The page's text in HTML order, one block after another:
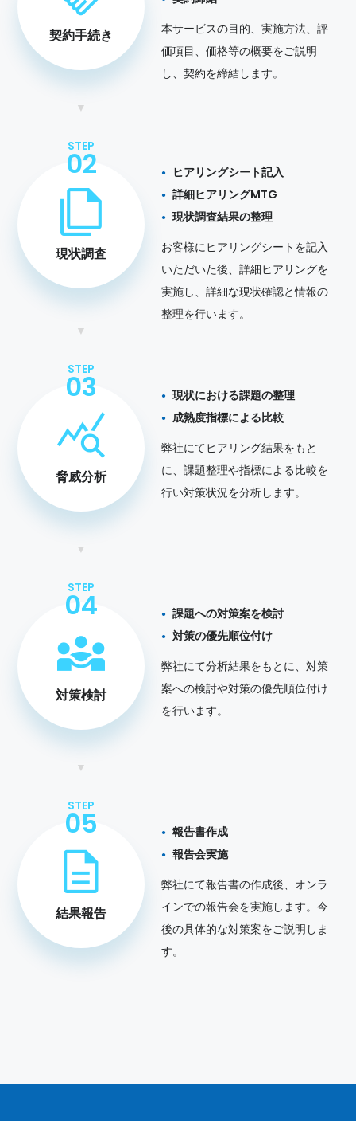
契約手続き
本サービスの目的、実施方法、評
価項目、価格等の概要をご説明
し、契約を締結します。
STEP
02
現状調査
ヒアリングシート記入
詳細ヒアリングMTG
現状調査結果の整理
お客様にヒアリングシートを記入
いただいた後、詳細ヒアリングを
実施し、詳細な現状確認と情報の
整理を行います。
STEP
03
脅威分析
現状における課題の整理
成熟度指標による比較
弊社にてヒアリング結果をもと
に、課題整理や指標による比較を
行い対策状況を分析します。
STEP
04
対策検討
課題への対策案を検討
対策の優先順位付け
弊社にて分析結果をもとに、対策
案への検討や対策の優先順位付け
を行います。
STEP
05
結果報告
報告書作成
報告会実施
弊社にて報告書の作成後、オンラ
インでの報告会を実施します。今
後の具体的な対策案をご説明しま
す。